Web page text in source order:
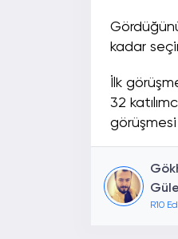
kadar
İlk
32
görüşmesi
R10